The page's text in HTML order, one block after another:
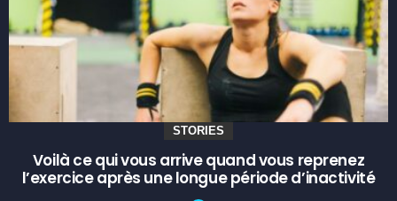
STORIES
Voilà ce qui vous arrive quand vous reprenez
l’exercice après une longue période d’inactivité